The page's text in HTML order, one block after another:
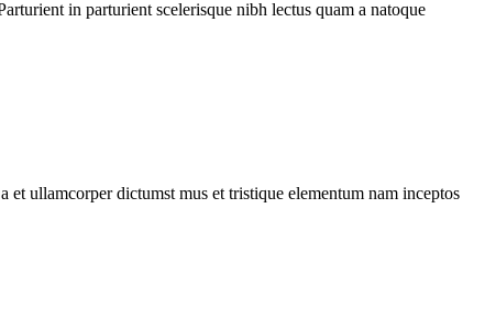
in parturient scelerisque nibh lectus quam a natoque
ullamcorper dictumst mus et tristique elementum nam inceptos